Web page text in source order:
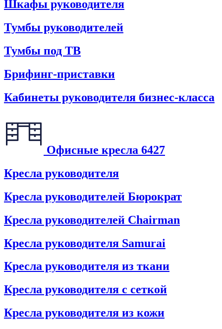
Шкафы руководителя
Тумбы руководителей
Тумбы под ТВ
Брифинг-приставки
Кабинеты руководителя бизнес-класса
Офисные кресла 6427
Кресла руководителя
Кресла руководителей Бюрократ
Кресла руководителей Chairman
Кресла руководителя Samurai
Кресла руководителя из ткани
Кресла руководителя с сеткой
Кресла руководителя из кожи